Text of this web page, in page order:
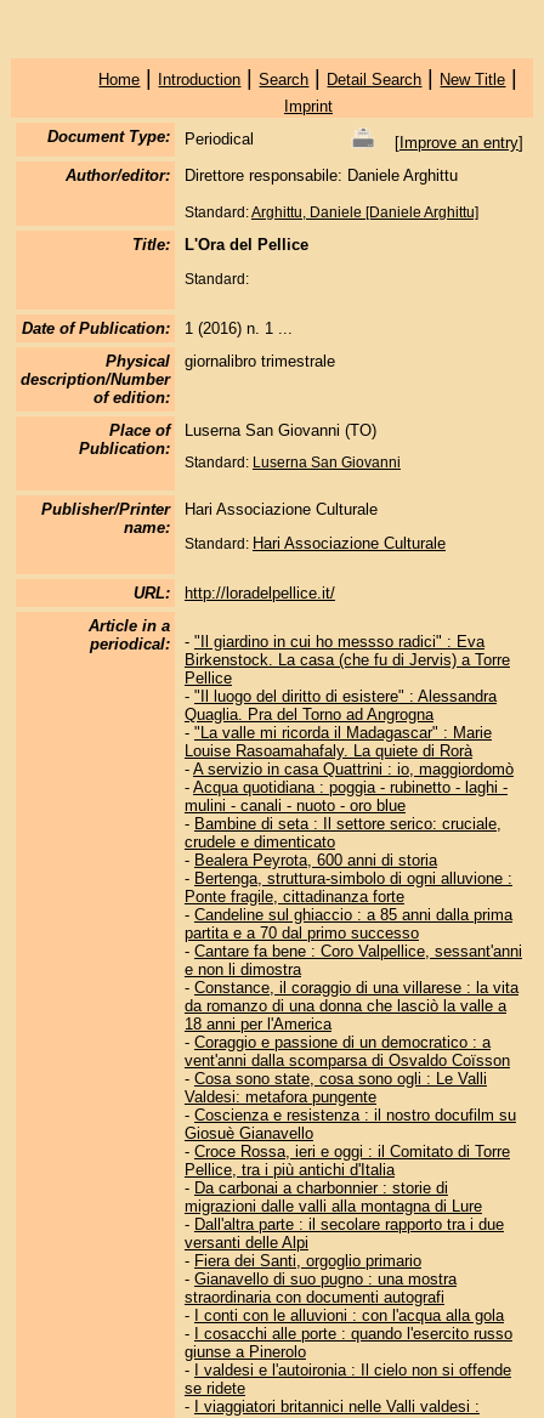
Home | Introduction |Search | Detail Search | New Title |
Imprint
Document Type:
Periodical [Improve an entry]
Author/editor:
Direttore responsabile: Daniele Arghittu
Standard:Arghittu, Daniele [Daniele Arghittu]
Title: L'Ora del Pellice
Standard:
Date of Publication:
1 (2016) n. 1 ...
Physical
description/Number
of edition:
giornalibro trimestrale
Place of
Publication:
Luserna San Giovanni (TO)
Standard: Luserna San Giovanni
Publisher/Printer
name:
Hari Associazione Culturale
Standard: Hari Associazione Culturale
URL:
http://loradelpellice.it/
Article in a
periodical:
- "Il giardino in cui ho messso radici" : Eva
Birkenstock. La casa (che fu di Jervis) a Torre
Pellice
- "Il luogo del diritto di esistere" : Alessandra
Quaglia. Pra del Torno ad Angrogna
- "La valle mi ricorda il Madagascar" : Marie
Louise Rasoamahafaly. La quiete di Rorà
- A servizio in casa Quattrini : io, maggiordomò
- Acqua quotidiana : poggia - rubinetto - laghi -
mulini - canali - nuoto - oro blue
- Bambine di seta : Il settore serico: cruciale,
crudele e dimenticato
- Bealera Peyrota, 600 anni di storia
- Bertenga, struttura-simbolo di ogni alluvione :
Ponte fragile, cittadinanza forte
- Candeline sul ghiaccio : a 85 anni dalla prima
partita e a 70 dal primo successo
- Cantare fa bene : Coro Valpellice, sessant'anni
e non li dimostra
- Constance, il coraggio di una villarese : la vita
da romanzo di una donna che lasciò la valle a
18 anni per l'America
- Coraggio e passione di un democratico : a
vent'anni dalla scomparsa di Osvaldo Coïsson
- Cosa sono state, cosa sono ogli : Le Valli
Valdesi: metafora pungente
- Coscienza e resistenza : il nostro docufilm su
Giosuè Gianavello
- Croce Rossa, ieri e oggi : il Comitato di Torre
Pellice, tra i più antichi d'Italia
- Da carbonai a charbonnier : storie di
migrazioni dalle valli alla montagna di Lure
- Dall'altra parte : il secolare rapporto tra i due
versanti delle Alpi
- Fiera dei Santi, orgoglio primario
- Gianavello di suo pugno : una mostra
straordinaria con documenti autografi
-
I conti con le alluvioni : con l'acqua alla gola
-
I cosacchi alle porte : quando l'esercito russo
giunse a Pinerolo
-
I valdesi e l'autoironia : Il cielo non si offende
se ridete
-
I viaggiatori britannici nelle Valli valdesi :